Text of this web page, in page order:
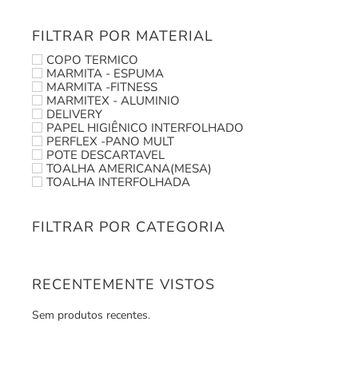
FILTRAR POR MATERIAL
COPO TERMICO
MARMITA - ESPUMA
MARMITA -FITNESS
MARMITEX - ALUMINIO
DELIVERY
PAPEL HIGIÊNICO INTERFOLHADO
PERFLEX -PANO MULT
POTE DESCARTAVEL
TOALHA AMERICANA(MESA)
TOALHA INTERFOLHADA
FILTRAR POR CATEGORIA
RECENTEMENTE VISTOS
Sem produtos recentes.